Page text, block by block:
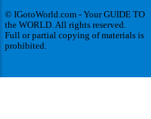
© IGotoWorld.com - Your GUIDE TO
the WORLD. All rights reserved.
Full or partial copying of materials is
prohibited.